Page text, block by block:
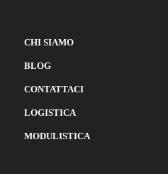
CHI SIAMO
BLOG
CONTATTACI
LOGISTICA
MODULISTICA